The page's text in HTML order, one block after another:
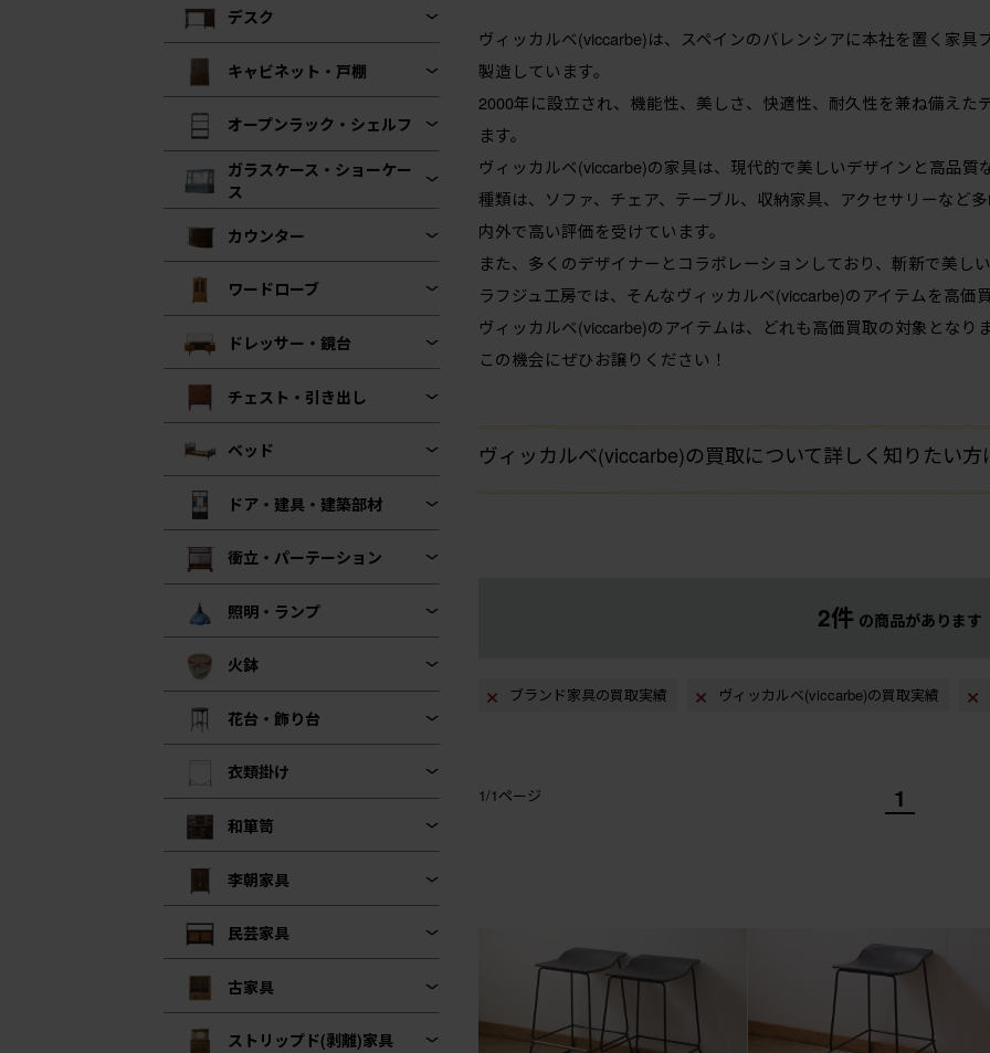
デスク
キャビネット・戸棚
オープンラック・シェルフ
ガラスケース・ショーケー
ス
カウンター
ワードローブ
ドレッサー・鏡台
チェスト・引き出し
ベッド
ドア・建具・建築部材
衝立・パーテーション
照明・ランプ
火鉢
花台・飾り台
衣類掛け
和箪笥
李朝家具
民芸家具
古家具
ストリップド(剥離)家具
ヴィッカルベ(viccarbe)は、スペインのバレンシアに本社を置く家
製造しています。
2000年に設立され、機能性、美しさ、快適性、耐久性を兼ね備えた
ます。
ヴィッカルベ(viccarbe)の家具は、現代的で美しいデザインと高品質
種類は、ソファ、チェア、テーブル、収納家具、アクセサリーなど
内外で高い評価を受けています。
また、多くのデザイナーとコラボレーションしており、斬新で美し
ラフジュ工房では、そんなヴィッカルベ(viccarbe)のアイテムを高価
ヴィッカルベ(viccarbe)のアイテムは、どれも高価買取の対象となりま
この機会にぜひお譲りください！
ヴィッカルベ(viccarbe)の買取について詳しく知りたい方
2件 の商品があります
ブランド家具の買取実績 ヴィッカルベ(viccarbe)の買取実績
1/1ページ 1